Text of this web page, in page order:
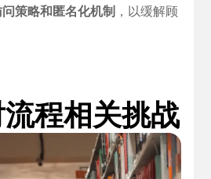
策略和匿名化机制 ，以缓解顾
程相关挑战